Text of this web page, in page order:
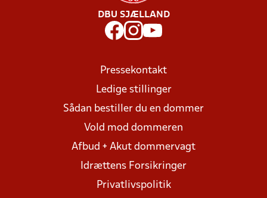
DBU SJÆLLAND
Pressekontakt
Ledige stillinger
Sådan bestiller du en dommer
Vold mod dommeren
Afbud + Akut dommervagt
Idrættens Forsikringer
Privatlivspolitik